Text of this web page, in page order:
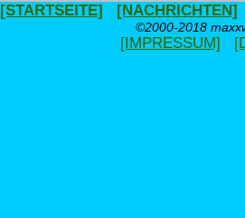
[STARTSEITE] [NACHRICHTEN]
©2000-2018
[IMPRESSUM]